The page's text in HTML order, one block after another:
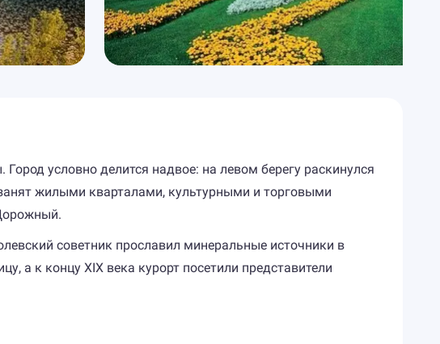
условно делится надвое: на левом берегу раскинулся
жилыми кварталами, культурными и торговыми
советник прославил минеральные источники в
а к концу XIX века курорт посетили представители